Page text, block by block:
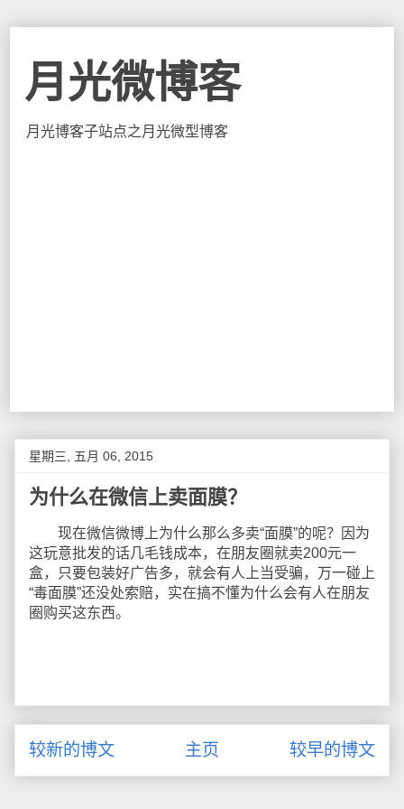
月光微博客
月光博客子站点之月光微型博客
星期三, 五月 06, 2015
为什么在微信上卖面膜？
现在微信微博上为什么那么多卖“面膜”的呢？因为
这玩意批发的话几毛钱成本，在朋友圈就卖200元一
盒，只要包装好广告多，就会有人上当受骗，万一碰上
“毒面膜”还没处索赔，实在搞不懂为什么会有人在朋友
圈购买这东西。
较新的博文 较早的博文
主页